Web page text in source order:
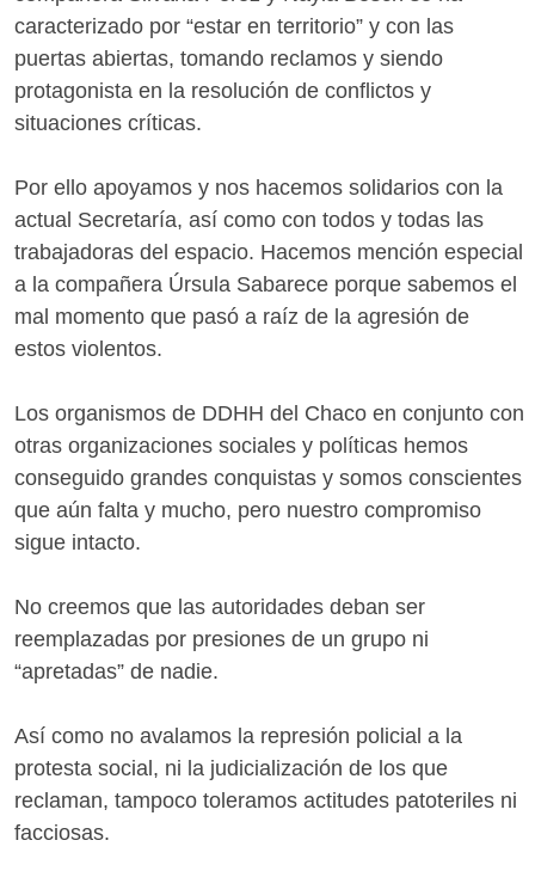
caracterizado por “estar en territorio” y con las
puertas abiertas, tomando reclamos y siendo
protagonista en la resolución de conflictos y
situaciones críticas.
Por ello apoyamos y nos hacemos solidarios con la
actual Secretaría, así como con todos y todas las
trabajadoras del espacio. Hacemos mención especial
a la compañera Úrsula Sabarece porque sabemos el
mal momento que pasó a raíz de la agresión de
estos violentos.
Los organismos de DDHH del Chaco en conjunto con
otras organizaciones sociales y políticas hemos
conseguido grandes conquistas y somos conscientes
que aún falta y mucho, pero nuestro compromiso
sigue intacto.
No creemos que las autoridades deban ser
reemplazadas por presiones de un grupo ni
“apretadas” de nadie.
Así como no avalamos la represión policial a la
protesta social, ni la judicialización de los que
reclaman, tampoco toleramos actitudes patoteriles ni
facciosas.